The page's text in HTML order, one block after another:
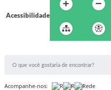
Acessibilidade
Acompanhe-nos: